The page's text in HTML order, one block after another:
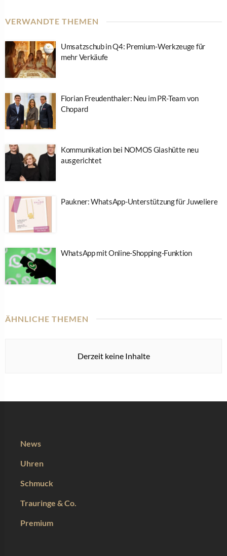
VERWANDTE THEMEN
Umsatzschub in Q4: Premium-Werkzeuge für
mehr Verkäufe
Florian Freudenthaler: Neu im PR-Team von
Chopard
Kommunikation bei NOMOS Glashütte neu
ausgerichtet
Paukner: WhatsApp-Unterstützung für Juweliere
WhatsApp mit Online-Shopping-Funktion
ÄHNLICHE THEMEN
Derzeit keine Inhalte
News
Uhren
Schmuck
Trauringe & Co.
Premium